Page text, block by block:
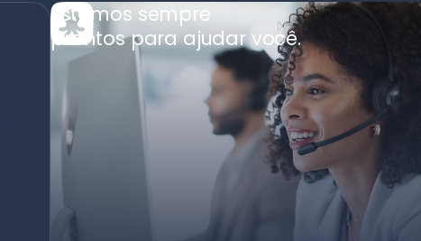
Estamos sempre
prontos para ajudar você.